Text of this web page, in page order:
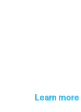
Learn more